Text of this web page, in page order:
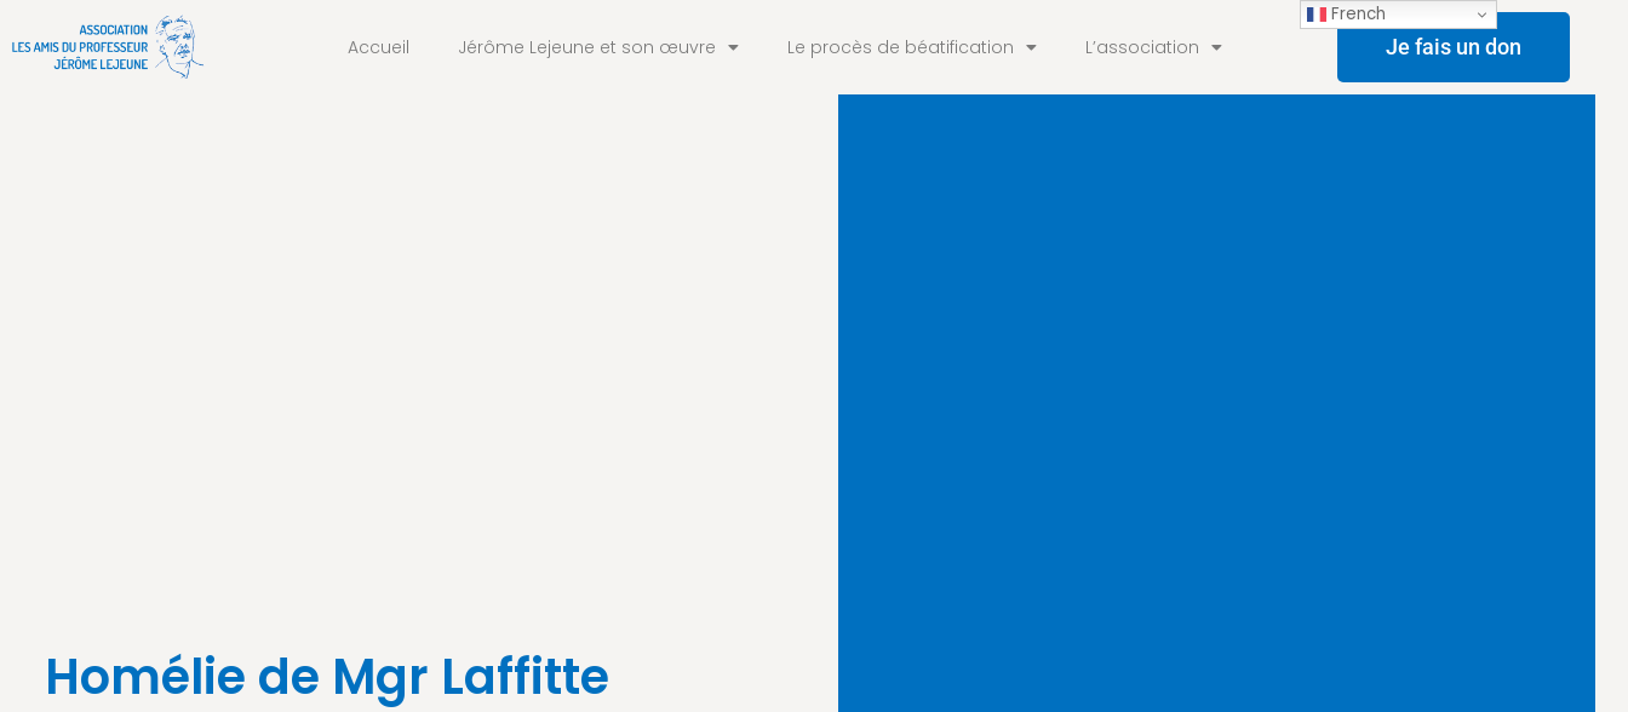
Accueil Jérôme Lejeune et son œuvre Le procès de béatification L’association Je fais un don
Homélie de Mgr Laffitte
French